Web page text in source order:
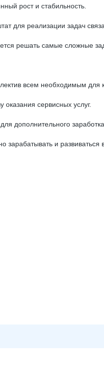
рост и стабильность.
для реализации задач
решать самые сложные
всем необходимым
сервисных услуг.
дополнительного
зарабатывать и